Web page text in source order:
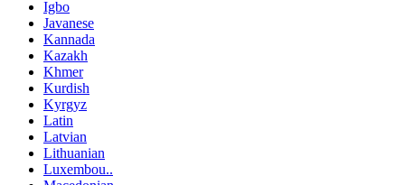
Igbo
Javanese
Kannada
Kazakh
Khmer
Kurdish
Kyrgyz
Latin
Latvian
Lithuanian
Luxembou..